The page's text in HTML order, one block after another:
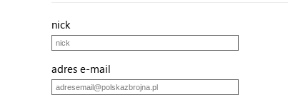
nick
adres e-mail